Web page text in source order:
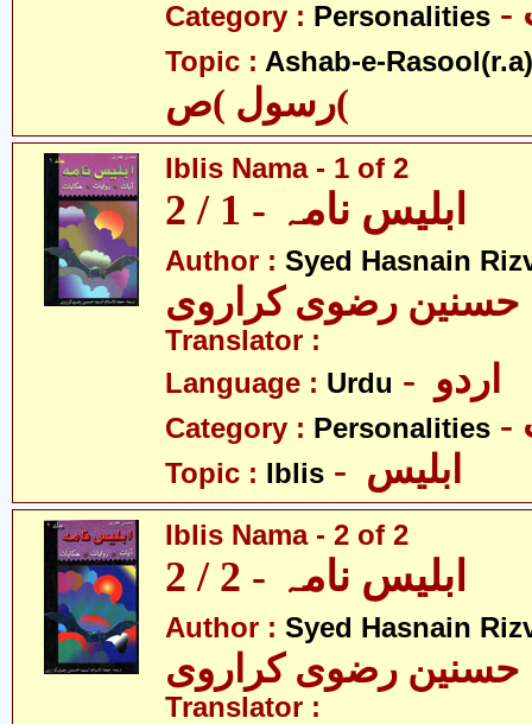
Category : Personalities
Topic : Ashab-e-
رسول )ص(
Iblis Nama - 1 of 2
ابلیس نامہ - 1 / 2
Author : Syed Hasnain
حسنین رضوی کراروی
Translator :
Language : Urdu
Category : Personalities
Topic : Iblis
Iblis Nama - 2 of 2
ابلیس نامہ - 2 / 2
Author : Syed Hasnain
حسنین رضوی کراروی
Translator :